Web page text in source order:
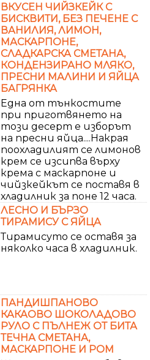
ВКУСЕН ЧИЙЗКЕЙК С
БИСКВИТИ, БЕЗ ПЕЧЕНЕ С
ВАНИЛИЯ, ЛИМОН,
МАСКАРПОНЕ,
СЛАДКАРСКА СМЕТАНА,
КОНДЕНЗИРАНО МЛЯКО,
ПРЕСНИ МАЛИНИ И ЯЙЦА
БАГРЯНКА
Една от тънкостите
при приготвянето на
този десерт е изборът
на пресни яйца....Накрая
поохладилият се лимонов
крем се изсипва върху
крема с маскарпоне и
чийзкейкът се поставя в
хладилник за поне 12 часа.
ЛЕСНО И БЪРЗО
ТИРАМИСУ С ЯЙЦА
Тирамисуто се оставя за
няколко часа в хладилник.
ПАНДИШПАНОВО
КАКАОВО ШОКОЛАДОВО
РУЛО С ПЪЛНЕЖ ОТ БИТА
ТЕЧНА СМЕТАНА,
МАСКАРПОНЕ И РОМ